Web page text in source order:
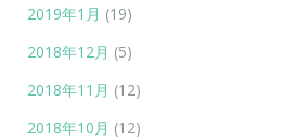
2019年1月 (19)
2018年12月 (5)
2018年11月 (12)
2018年10月 (12)